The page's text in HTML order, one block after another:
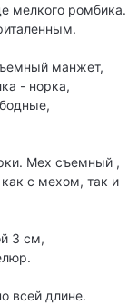
мелкого ромбика.
манжет,
- норка,
Мех съемный ,
с мехом, так и
3 см,
всей длине.